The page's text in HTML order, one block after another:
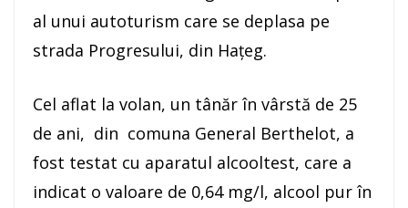
al unui autoturism care se deplasa pe
strada Progresului, din Hațeg.
Cel aflat la volan, un tânăr în vârstă de 25
de ani, din comuna General Berthelot, a
fost testat cu aparatul alcooltest, care a
indicat o valoare de 0,64 mg/l, alcool pur în